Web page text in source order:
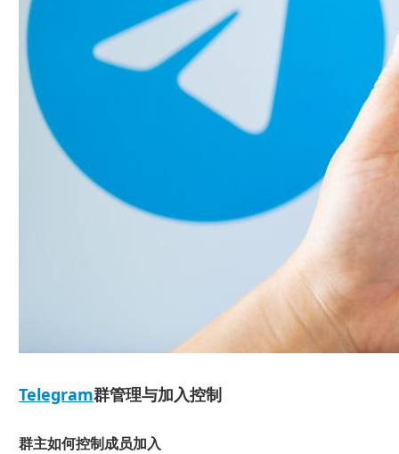
Telegram群管理与加入控制
群主如何控制成员加入